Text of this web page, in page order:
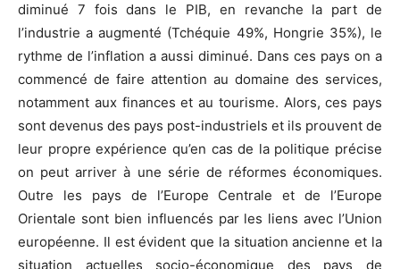
diminué 7 fois dans le PIB, en revanche la part de
l’industrie a augmenté (Tchéquie 49%, Hongrie 35%), le
rythme de l’inflation a aussi diminué. Dans ces pays on a
commencé de faire attention au domaine des services,
notamment aux finances et au tourisme. Alors, ces pays
sont devenus des pays post-industriels et ils prouvent de
leur propre expérience qu’en cas de la politique précise
on peut arriver à une série de réformes économiques.
Outre les pays de l’Europe Centrale et de l’Europe
Orientale sont bien influencés par les liens avec l’Union
européenne. Il est évident que la situation ancienne et la
situation actuelles socio-économique des pays de